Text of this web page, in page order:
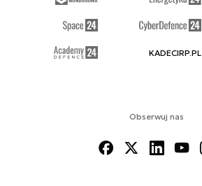
Obserwuj nas
KADECIRP.PL